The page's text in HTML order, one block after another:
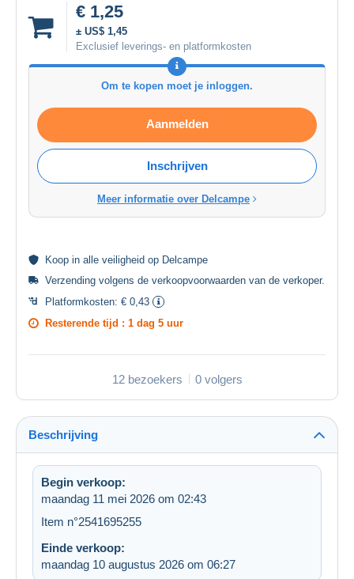
€ 1,25
± US$ 1,45
Exclusief leverings- en platformkosten
Om te kopen moet je inloggen.
Aanmelden
Inschrijven
Meer informatie over Delcampe
Koop in alle veiligheid op Delcampe
Verzending volgens de verkoopvoorwaarden van de verkoper.
Platformkosten: € 0,43
Resterende tijd : 1 dag 5 uur
12 bezoekers 0 volgers
Beschrijving
Begin verkoop:
maandag 11 mei 2026 om 02:43
Item n°2541695255
Einde verkoop:
maandag 10 augustus 2026 om 06:27